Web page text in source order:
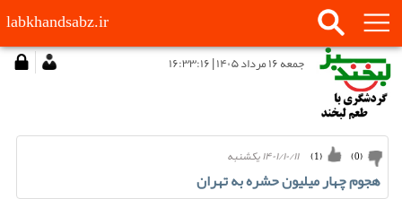
labkhandsabz.ir
جمعه ۱۶ مرداد ۱۴۰۵ | ۱۶:۳۳:۱۶
۱۴۰۱/۱۰/۱۱ يكشنبه (
1
) (
0
)
هجوم چهار میلیون حشره به تهران